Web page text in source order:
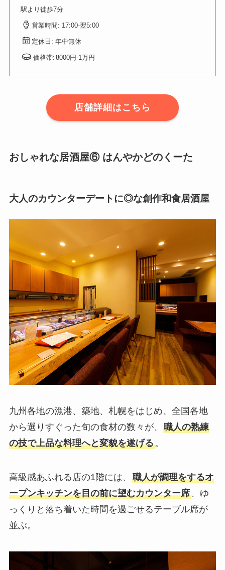
駅より徒歩7分
営業時間: 17:00-翌5:00
定休日: 年中無休
価格帯: 8000円-1万円
店舗詳細はこちら
おしゃれな居酒屋⑥ はんやかどのくーた
大人のカウンターデートに◎な創作和食居酒屋
九州各地の漁港、築地、札幌をはじめ、全国各地
から選りすぐった旬の食材の数々が、 職人の熟練
の技で上品な料理へと変貌を遂げる。
高級感あふれる店の1階には、 職人が調理をするオ
ープンキッチンを目の前に望むカウンター席、ゆ
っくりと落ち着いた時間を過ごせるテーブル席が
並ぶ。